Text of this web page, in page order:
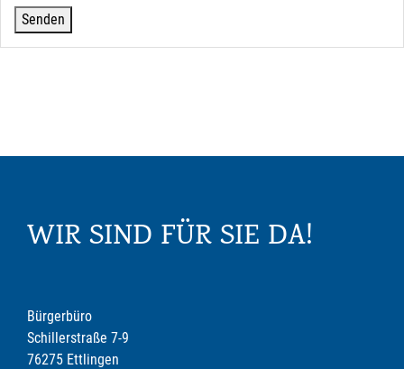
WIR SIND FÜR SIE DA!
Bürgerbüro
Schillerstraße 7-9
76275 Ettlingen